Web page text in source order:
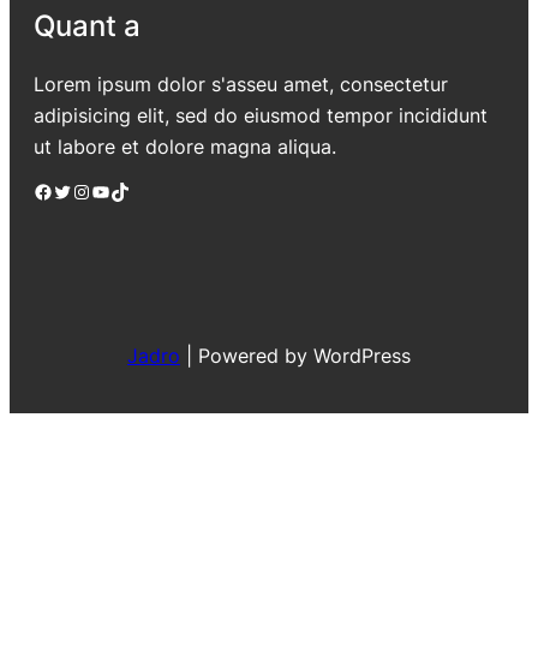
Quant a
Lorem ipsum dolor s'asseu amet, consectetur
adipisicing elit, sed do eiusmod tempor incididunt
ut labore et dolore magna aliqua.
Facebook Twitter Instagram YouTube TikTok
Jadro Powered by WordPress